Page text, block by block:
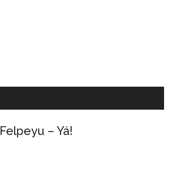
Felpeyu – Yá!